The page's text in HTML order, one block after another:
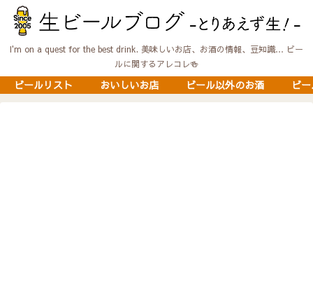
I'm on a quest for the best drink. 美味しいお店、お酒の情報、豆知識… ビー
ルに関するアレコレ🍻
ビールリスト おいしいお店 ビール以外のお酒 ビ